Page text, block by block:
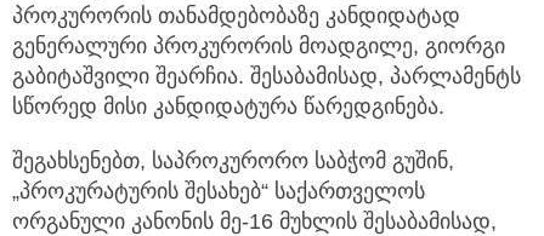
პროკურორის თანამდებობაზე კანდიდატად
გენერალური პროკურორის მოადგილე, გიორგი
გაბიტაშვილი შეარჩია. შესაბამისად, პარლამენტს
სწორედ მისი კანდიდატურა წარედგინება.
შეგახსენებთ, საპროკურორო საბჭომ გუშინ,
„პროკურატურის შესახებ“ საქართველოს
ორგანული კანონის მე-16 მუხლის შესაბამისად,